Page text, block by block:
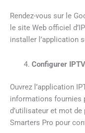
Rendez-vous sur le
le site Web officiel
installer l’application
Configurer
Ouvrez l’application
informations fournies
d’utilisateur et mot
Smarters Pro pour